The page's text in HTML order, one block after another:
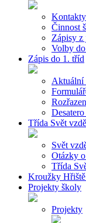
Kontakty
Činnost
Zápisy z
Volby
Zápis do 1. tříd
Aktuální
Třída Svět
Svět
Otázky
Třída
Kroužky Hřiště
Projekty školy
Projekty